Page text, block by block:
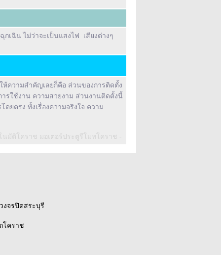
ฉิน ไม่ว่าจะเป็นแสงไฟ เสียงต่างๆ
ห้ความสำคัญเลยก็คือ ส่วนของการติดตั้ง
รใช้งาน ความสวยงาม ส่วนงานติดตั้งนี้
ยตรง ทั้งเรื่องความจริงใจ ความ
มัติโคราช มอเตอร์ประตูรีโมทโคราช -
งจรปิดสระบุรี
โคราช